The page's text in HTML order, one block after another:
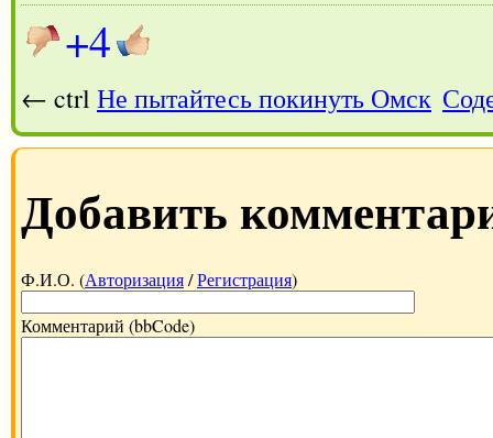
+4
← ctrl Не пытайтесь покинуть Омск
Добавить
Ф.И.О. (Авторизация/Регистрация)
Комментарий (bbCode)